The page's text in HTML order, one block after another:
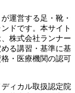
運営する足・靴・
ドです。本サイト
株式会社ランナー
る講習・基準に基
・医療機関の認可
ィカル取扱認定院